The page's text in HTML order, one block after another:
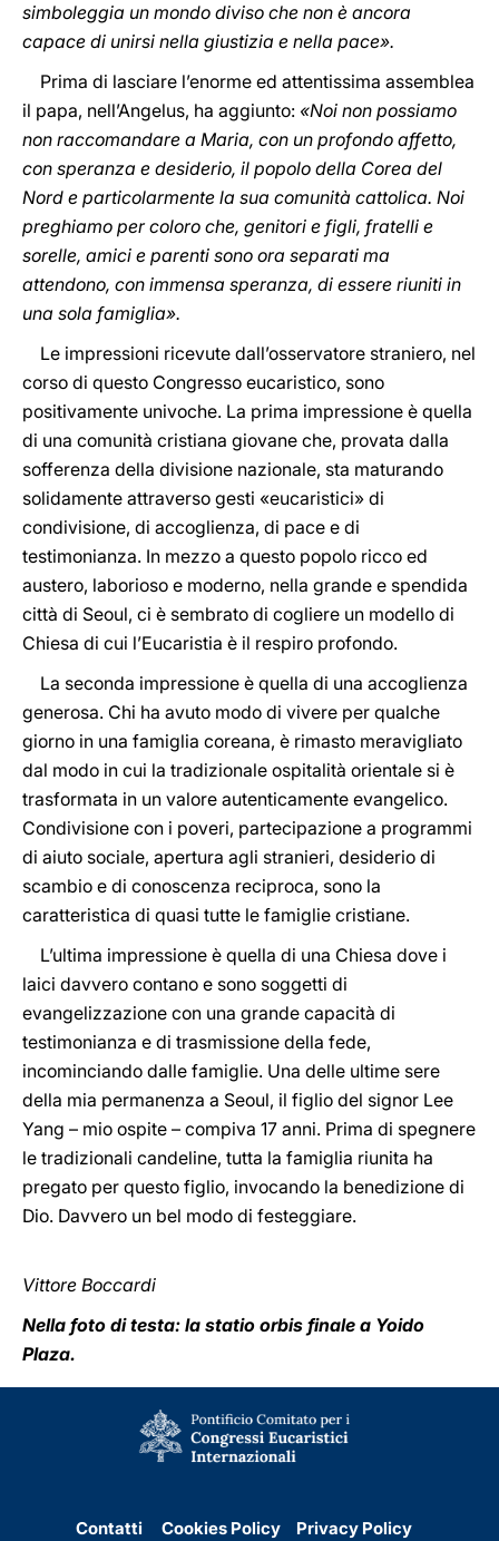
simboleggia un mondo diviso che non è ancora
capace di unirsi nella giustizia e nella pace».
Prima di lasciare l’enorme ed attentissima assemblea
il papa, nell’Angelus, ha aggiunto: «Noi non possiamo
non raccomandare a Maria, con un profondo affetto,
con speranza e desiderio, il popolo della Corea del
Nord e particolarmente la sua comunità cattolica. Noi
preghiamo per coloro che, genitori e figli, fratelli e
sorelle, amici e parenti sono ora separati ma
attendono, con immensa speranza, di essere riuniti in
una sola famiglia».
Le impressioni ricevute dall’osservatore straniero, nel
corso di questo Congresso eucaristico, sono
positivamente univoche. La prima impressione è quella
di una comunità cristiana giovane che, provata dalla
sofferenza della divisione nazionale, sta maturando
solidamente attraverso gesti «eucaristici» di
condivisione, di accoglienza, di pace e di
testimonianza. In mezzo a questo popolo ricco ed
austero, laborioso e moderno, nella grande e spendida
città di Seoul, ci è sembrato di cogliere un modello di
Chiesa di cui l’Eucaristia è il respiro profondo.
La seconda impressione è quella di una accoglienza
generosa. Chi ha avuto modo di vivere per qualche
giorno in una famiglia coreana, è rimasto meravigliato
dal modo in cui la tradizionale ospitalità orientale si è
trasformata in un valore autenticamente evangelico.
Condivisione con i poveri, partecipazione a programmi
di aiuto sociale, apertura agli stranieri, desiderio di
scambio e di conoscenza reciproca, sono la
caratteristica di quasi tutte le famiglie cristiane.
L’ultima impressione è quella di una Chiesa dove i
laici davvero contano e sono soggetti di
evangelizzazione con una grande capacità di
testimonianza e di trasmissione della fede,
incominciando dalle famiglie. Una delle ultime sere
della mia permanenza a Seoul, il figlio del signor Lee
Yang – mio ospite – compiva 17 anni. Prima di spegnere
le tradizionali candeline, tutta la famiglia riunita ha
pregato per questo figlio, invocando la benedizione di
Dio. Davvero un bel modo di festeggiare.
Vittore Boccardi
Nella foto di testa: la statio orbis finale a Yoido
Plaza.
Contatti Cookies Policy Privacy Policy